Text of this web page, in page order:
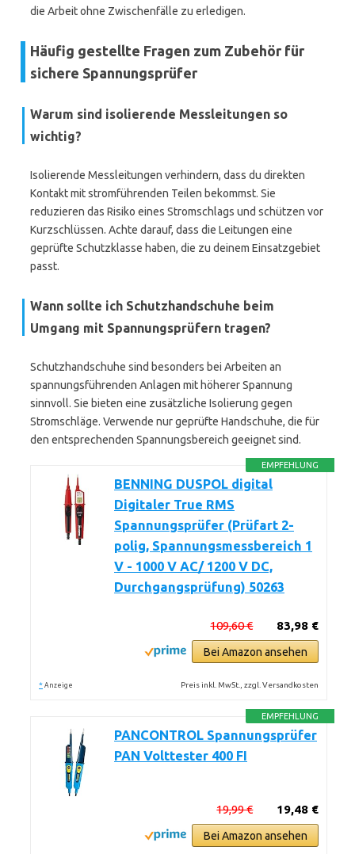
die Arbeit ohne Zwischenfälle zu erledigen.
Häufig gestellte Fragen zum Zubehör für
sichere Spannungsprüfer
Warum sind isolierende Messleitungen so
wichtig?
Isolierende Messleitungen verhindern, dass du direkten
Kontakt mit stromführenden Teilen bekommst. Sie
reduzieren das Risiko eines Stromschlags und schützen vor
Kurzschlüssen. Achte darauf, dass die Leitungen eine
geprüfte Schutzklasse haben, die zu deinem Einsatzgebiet
passt.
Wann sollte ich Schutzhandschuhe beim
Umgang mit Spannungsprüfern tragen?
Schutzhandschuhe sind besonders bei Arbeiten an
spannungsführenden Anlagen mit höherer Spannung
sinnvoll. Sie bieten eine zusätzliche Isolierung gegen
Stromschläge. Verwende nur geprüfte Handschuhe, die für
den entsprechenden Spannungsbereich geeignet sind.
EMPFEHLUNG
BENNING DUSPOL digital
Digitaler True RMS
Spannungsprüfer (Prüfart 2-
polig, Spannungsmessbereich 1
V - 1000 V AC/ 1200 V DC,
Durchgangsprüfung) 50263
83,98 €
109,60 €
Bei Amazon ansehen
* Anzeige Preis inkl. MwSt., zzgl. Versandkosten
EMPFEHLUNG
PANCONTROL Spannungsprüfer
PAN Volttester 400 FI
19,48 €
19,99 €
Bei Amazon ansehen